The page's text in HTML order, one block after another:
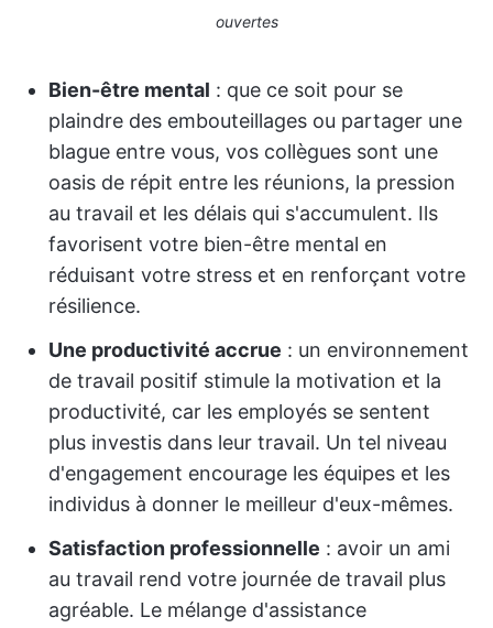
ouvertes
Bien-être mental : que ce soit pour se
plaindre des embouteillages ou partager une
blague entre vous, vos collègues sont une
oasis de répit entre les réunions, la pression
au travail et les délais qui s'accumulent. Ils
favorisent votre bien-être mental en
réduisant votre stress et en renforçant votre
résilience.
Une productivité accrue : un environnement
de travail positif stimule la motivation et la
productivité, car les employés se sentent
plus investis dans leur travail. Un tel niveau
d'engagement encourage les équipes et les
individus à donner le meilleur d'eux-mêmes.
Satisfaction professionnelle : avoir un ami
au travail rend votre journée de travail plus
agréable. Le mélange d'assistance